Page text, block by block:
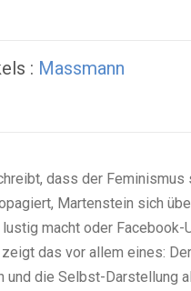
: Massmann
dass der
Martenstein sich
macht oder
das vor allem eines:
und die Selbst-Darstellung